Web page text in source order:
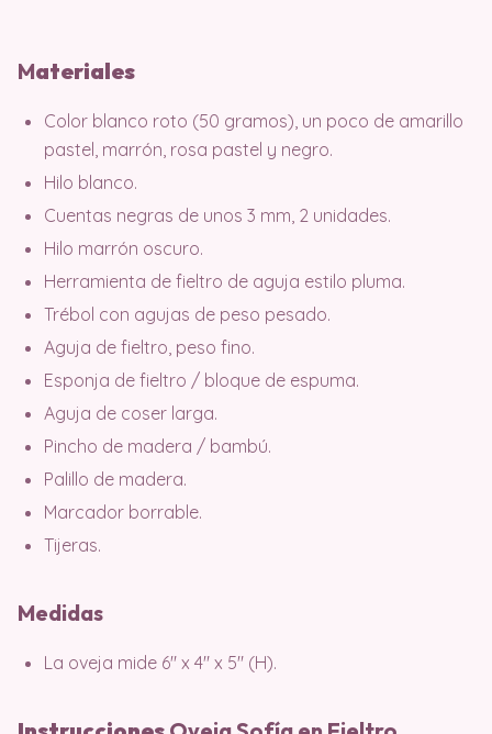
Materiales
Color blanco roto (50 gramos), un poco de amarillo
pastel, marrón, rosa pastel y negro.
Hilo blanco.
Cuentas negras de unos 3 mm, 2 unidades.
Hilo marrón oscuro.
Herramienta de fieltro de aguja estilo pluma.
Trébol con agujas de peso pesado.
Aguja de fieltro, peso fino.
Esponja de fieltro / bloque de espuma.
Aguja de coser larga.
Pincho de madera / bambú.
Palillo de madera.
Marcador borrable.
Tijeras.
Medidas
La oveja mide 6″ x 4″ x 5″ (H).